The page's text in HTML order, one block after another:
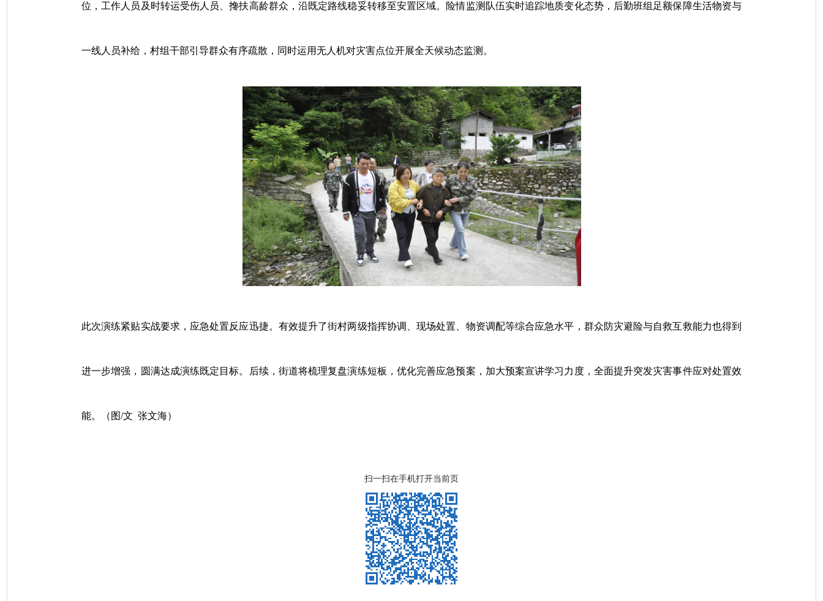
位，工作人员及时转运受伤人员、搀扶高龄群众，沿既定路线稳妥转移至安置区域。险情监测队伍实时追踪地质变化态势，后勤班组足额保障生活物资与
一线人员补给，村组干部引导群众有序疏散，同时运用无人机对灾害点位开展全天候动态监测。
此次演练紧贴实战要求，应急处置反应迅捷。有效提升了街村两级指挥协调、现场处置、物资调配等综合应急水平，群众防灾避险与自救互救能力也得到
进一步增强，圆满达成演练既定目标。后续，街道将梳理复盘演练短板，优化完善应急预案，加大预案宣讲学习力度，全面提升突发灾害事件应对处置效
能。（图/文 张文海）
扫一扫在手机打开当前页